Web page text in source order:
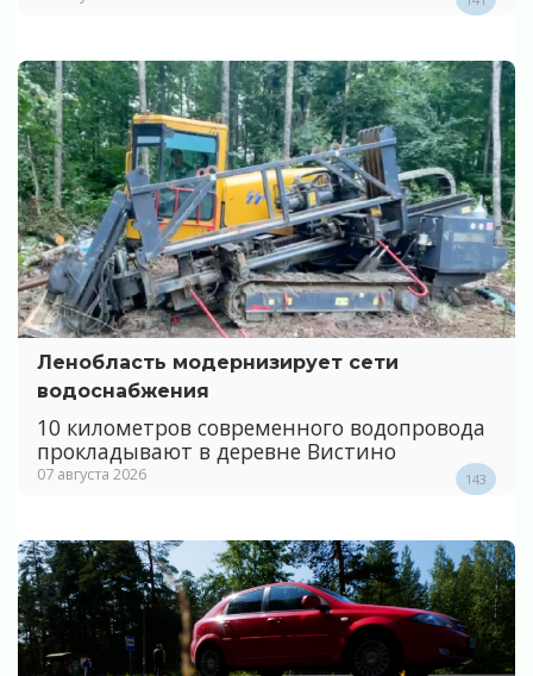
Ленобласть модернизирует сети
водоснабжения
10 километров современного водопровода
прокладывают в деревне Вистино
07 августа 2026 143